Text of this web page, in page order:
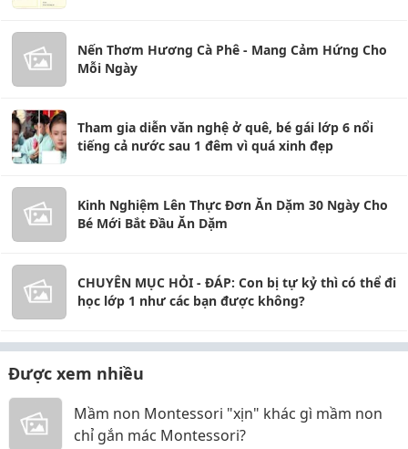
Nến Thơm Hương Cà Phê - Mang Cảm Hứng Cho
Mỗi Ngày
Tham gia diễn văn nghệ ở quê, bé gái lớp 6 nổi
tiếng cả nước sau 1 đêm vì quá xinh đẹp
Kinh Nghiệm Lên Thực Đơn Ăn Dặm 30 Ngày Cho
Bé Mới Bắt Đầu Ăn Dặm
CHUYÊN MỤC HỎI - ĐÁP: Con bị tự kỷ thì có thể đi
học lớp 1 như các bạn được không?
Được xem nhiều
Mầm non Montessori "xịn" khác gì mầm non
chỉ gắn mác Montessori?